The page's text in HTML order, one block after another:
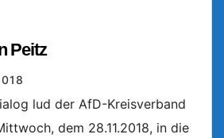
Peitz
lud der AfD-Kreisverband
dem 28.11.2018, in die